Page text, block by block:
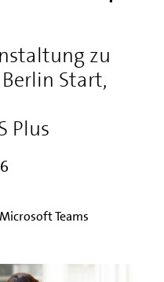
zu
Start,
Plus
Teams